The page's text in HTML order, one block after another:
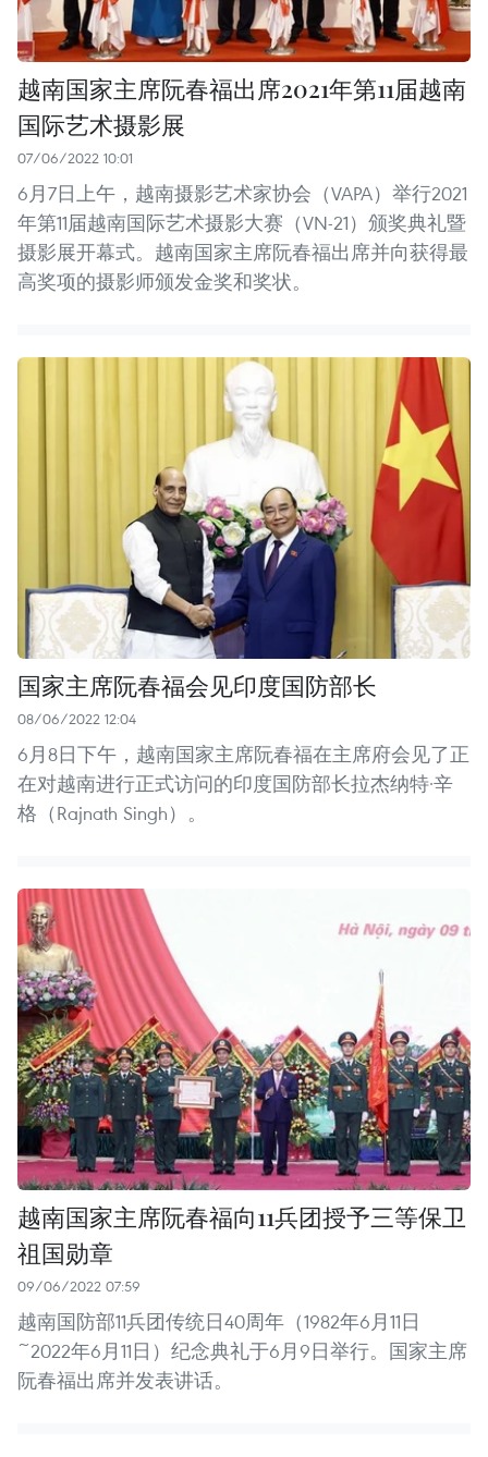
越南国家主席阮春福出席2021年第11届越南
国际艺术摄影展
07/06/2022 10:01
6月7日上午，越南摄影艺术家协会（VAPA）举行2021
年第11届越南国际艺术摄影大赛（VN-21）颁奖典礼暨
摄影展开幕式。越南国家主席阮春福出席并向获得最
高奖项的摄影师颁发金奖和奖状。
国家主席阮春福会见印度国防部长
08/06/2022 12:04
6月8日下午，越南国家主席阮春福在主席府会见了正
在对越南进行正式访问的印度国防部长拉杰纳特·辛
格（Rajnath Singh）。
越南国家主席阮春福向11兵团授予三等保卫
祖国勋章
09/06/2022 07:59
越南国防部11兵团传统日40周年（1982年6月11日
~2022年6月11日）纪念典礼于6月9日举行。国家主席
阮春福出席并发表讲话。